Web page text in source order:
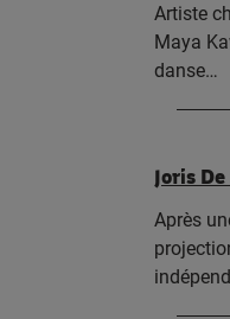
Artiste
Maya
danse…
Joris
Après